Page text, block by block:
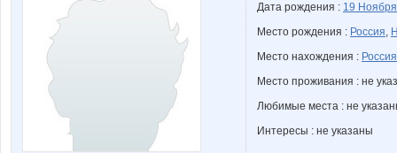
Дата рождения : 19
Место рождения : Россия,
Место нахождения : Россия
Место проживания : не
Любимые места : не
Интересы : не указаны